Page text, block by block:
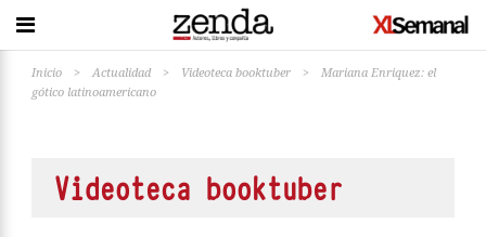
Inicio > Actualidad > Videoteca booktuber >
Mariana Enriquez: el
gótico latinoamericano
Videoteca booktuber